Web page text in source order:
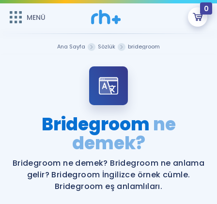
MENÜ
0
Şifremi Hatırlamıyorum
Sepetin Şu An Boş.
Remzi Hoca ile seni sınava hazırlayacak onlarca eğitim seni
bekliyor!
MENÜ
Katılımcı Görüşleri
Faydalı Araçlar
Ücretsiz Kaynaklar
İngilizce Gramer
Ana Sayfa Sözlük bridegroom
Bridegroom ne
demek?
Bridegroom ne demek? Bridegroom ne anlama
gelir? Bridegroom İngilizce örnek cümle.
Bridegroom eş anlamlıları.